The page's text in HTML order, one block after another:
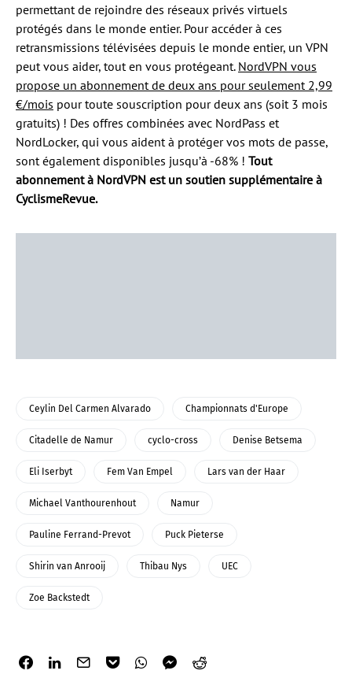
permettant de rejoindre des réseaux privés virtuels
protégés dans le monde entier. Pour accéder à ces
retransmissions télévisées depuis le monde entier, un VPN
peut vous aider, tout en vous protégeant. NordVPN vous
propose un abonnement de deux ans pour seulement 2,99
€/mois pour toute souscription pour deux ans (soit 3 mois
gratuits) ! Des offres combinées avec NordPass et
NordLocker, qui vous aident à protéger vos mots de passe,
sont également disponibles jusqu’à -68% ! Tout
abonnement à NordVPN est un soutien supplémentaire à
CyclismeRevue.
Ceylin Del Carmen Alvarado Championnats d'Europe
Citadelle de Namur cyclo-cross Denise Betsema
Eli Iserbyt Fem Van Empel Lars van der Haar
Michael Vanthourenhout Namur
Pauline Ferrand-Prevot Puck Pieterse
Shirin van Anrooij Thibau Nys UEC
Zoe Backstedt